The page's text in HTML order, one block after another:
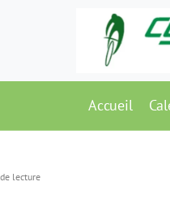
Accueil
lecture